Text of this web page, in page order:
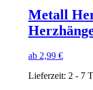
Metall
ab 2,99 €
Lieferzeit: 2 - 7